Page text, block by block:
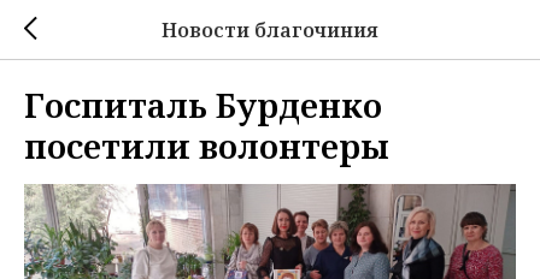
Новости благочиния
Госпиталь Бурденко
посетили волонтеры